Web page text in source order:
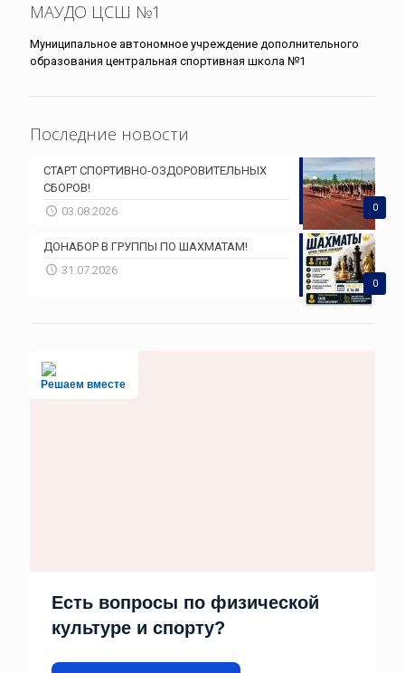
МАУДО ЦСШ №1
Муниципальное автономное учреждение дополнительного
образования центральная спортивная школа №1
Последние новости
0
СТАРТ СПОРТИВНО-ОЗДОРОВИТЕЛЬНЫХ
СБОРОВ!
03.08.2026
0
ДОНАБОР В ГРУППЫ ПО ШАХМАТАМ!
31.07.2026
Решаем вместе
Есть вопросы по физической
культуре и спорту?